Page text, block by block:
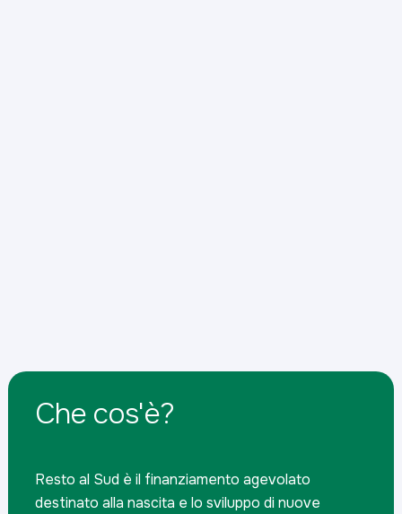
Che cos'è?
Resto al Sud è il finanziamento agevolato
destinato alla nascita e lo sviluppo di nuove